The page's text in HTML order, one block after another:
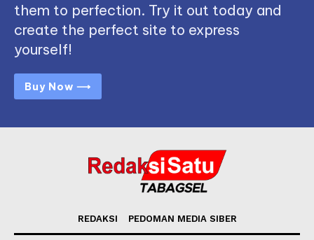
them to perfection. Try it out today and
create the perfect site to express
yourself!
Buy Now ⟶
REDAKSI PEDOMAN MEDIA SIBER